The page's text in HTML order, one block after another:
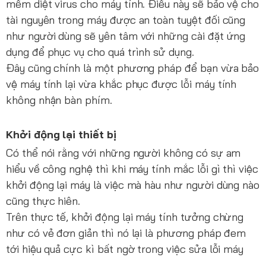
mềm diệt virus cho máy tính. Điều này sẽ bảo vệ cho
tài nguyên trong máy được an toàn tuyệt đối cũng
như người dùng sẽ yên tâm với những cài đặt ứng
dụng để phục vụ cho quá trình sử dụng.
Đây cũng chính là một phương pháp để bạn vừa bảo
vệ máy tính lại vừa khắc phục được lỗi máy tính
không nhận bàn phím.
Khởi động lại thiết bị
Có thể nói rằng với những người không có sự am
hiểu về công nghệ thì khi máy tính mắc lỗi gì thì việc
khởi động lại máy là việc mà hàu như người dùng nào
cũng thực hiên.
Trên thực tế, khởi động lại máy tính tưởng chừng
như có vẻ đơn giản thì nó lại là phương pháp đem
tới hiệu quả cực kì bất ngờ trong việc sửa lỗi máy